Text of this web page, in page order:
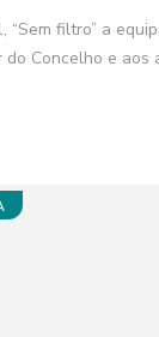
“Sem filtro” a
Concelho e aos